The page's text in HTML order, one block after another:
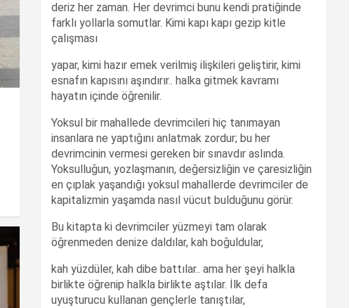
deriz her zaman. Her devrimci bunu kendi pratiğinde
farklı yollarla somutlar. Kimi kapı kapı gezip kitle
çalışması
yapar, kimi hazır emek verilmiş ilişkileri geliştirir, kimi
esnafın kapısını aşındırır.. halka gitmek kavramı
hayatın içinde öğrenilir.
Yoksul bir mahallede devrimcileri hiç tanımayan
insanlara ne yaptığını anlatmak zordur; bu her
devrimcinin vermesi gereken bir sınavdır aslında.
Yoksulluğun, yozlaşmanın, değersizliğin ve çaresizliğin
en çıplak yaşandığı yoksul mahallerde devrimciler de
kapitalizmin yaşamda nasıl vücut bulduğunu görür.
Bu kitapta ki devrimciler yüzmeyi tam olarak
öğrenmeden denize daldılar, kah boğuldular,
kah yüzdüler, kah dibe battılar.. ama her şeyi halkla
birlikte öğrenip halkla birlikte aştılar. İlk defa
uyuşturucu kullanan gençlerle tanıştılar,